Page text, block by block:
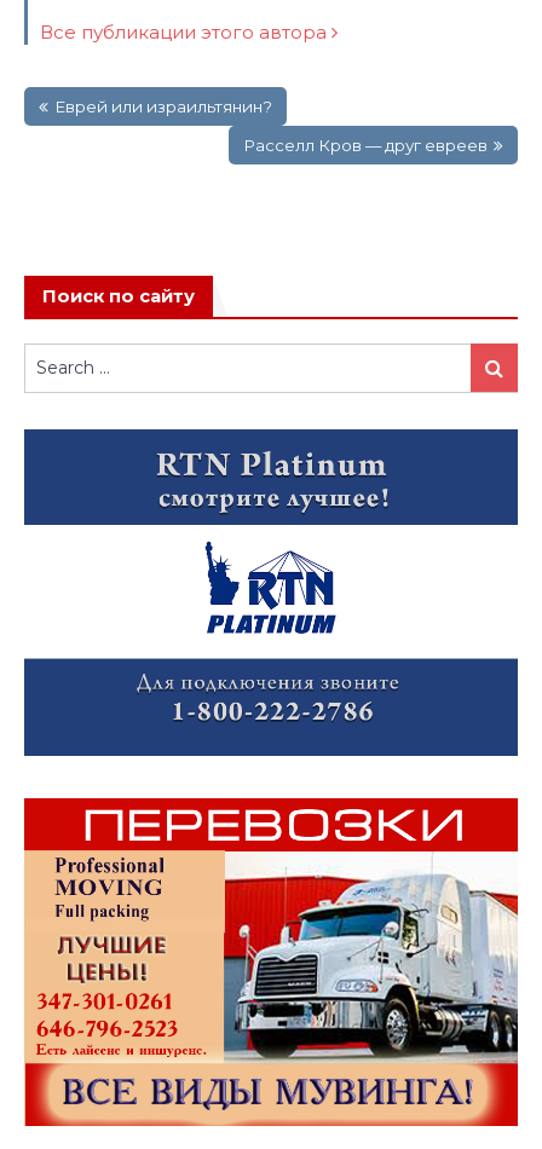
Все публикации этого автора
по Еврей или израильтянин?
Расселл Кров — друг евреев
Поиск по сайту
Search
for:
Search